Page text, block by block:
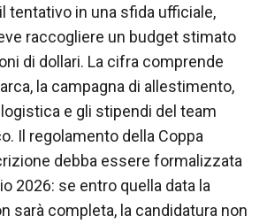
tentativo in una sfida ufficiale,
raccogliere un budget stimato
di dollari. La cifra comprende
la campagna di allestimento,
e gli stipendi del team
Il regolamento della Coppa
debba essere formalizzata
2026: se entro quella data la
sarà completa, la candidatura non